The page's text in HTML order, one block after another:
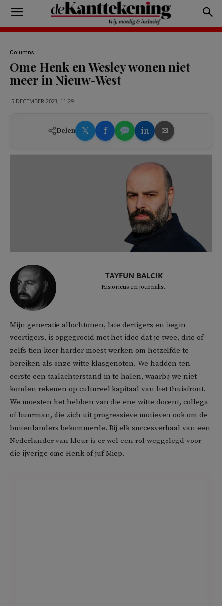
Columns
Ome Henk en Wesley wonen niet
meer in Nieuw-West
5 DECEMBER 2023, 11:29
Delen 𝕏 f in ✉
TAYFUN BALCIK
Historicus en journalist.
Mijn generatie allochtonen, late dertigers en begin
veertigers, is opgegroeid met het idee dat je twee, drie of
zelfs tien keer harder moest werken om hetzelfde te
bereiken als onze witte klasgenoten. We hadden ten
eerste een taalachterstand in te halen, waarbij we niet
konden rekenen op cultureel kapitaal van het thuisfront.
We moesten het hebben van die ene witte docent, collega
of buurman, die zich uit progressieve motieven ook om de
buitenlanders bekommerde. Bij elk succesverhaal van een
Nederlander van kleur is er wel een rol weggelegd voor
die ijverige ome Henk of juf Miep.